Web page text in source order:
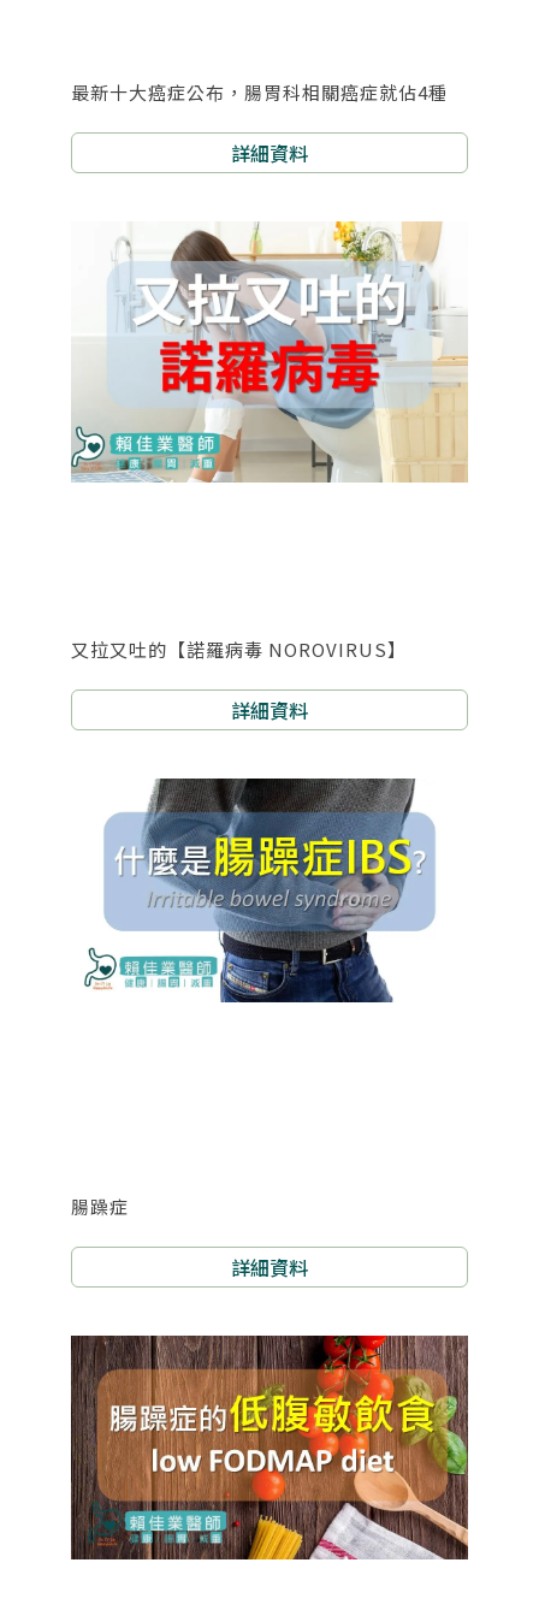
最新十大癌症公布，腸胃科相關癌症就佔4種
詳細資料
又拉又吐的【諾羅病毒 NOROVIRUS】
詳細資料
腸躁症
詳細資料